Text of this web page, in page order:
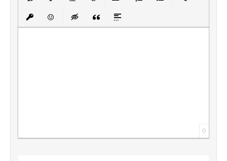
Вставить защищенную ссылку
Вставить смайлик
Вставка скрытого текста
Вставка цитаты
Вставка спойлера
0